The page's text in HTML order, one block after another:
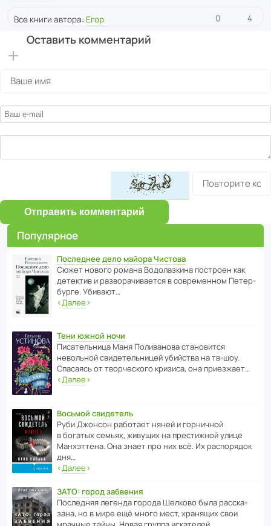
Все книги автора: Егор 0 4
Оставить комментарий
Отправить комментарий
Популярное
Последнее дело майора Чистова
Сюжет нового романа Водо­ла­з­кина пост­роен как
дете­ктив и разво­ра­чи­ва­ется в совре­менном Пете­р­
бурге. Убивают…
‹Далее›
Тени южной ночи
Писа­тель­ница Маня Поли­ва­нова стано­вится
невольной свиде­тель­ницей убийства на тв-шоу.
Спасаясь от твор­че­с­кого кризиса, она приезжает…
‹Далее›
Восьмой свидетель
Руби Джонсон рабо­тает няней и горни­чной
в богатых семьях, живущих на прес­ти­жной улице
Манх­эт­тена. Она знает про них всё. Их распо­рядок
дня…
‹Далее›
ЗАТО: город забвения
После­дняя легенда города Шелково была расска­
зана, но в мире ещё много мест, хранящих свои